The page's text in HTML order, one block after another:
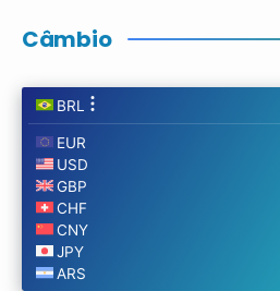
Câmbio